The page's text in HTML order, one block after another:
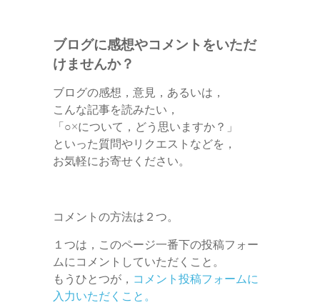
ブログに感想やコメントをいただ
けませんか？
ブログの感想，意見，あるいは，
こんな記事を読みたい，
「○×について，どう思いますか？」
といった質問やリクエストなどを，
お気軽にお寄せください。
コメントの方法は２つ。
１つは，このページ一番下の投稿フォー
ムにコメントしていただくこと。
もうひとつが， コメント投稿フォームに
入力いただくこと。